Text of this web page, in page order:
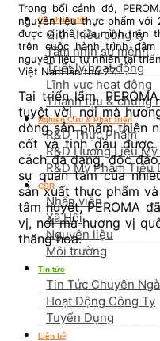
Về chúng tôi
Giới thiệu công ty
Tầm nhìn sứ mệnh
Triết lý hoạt động
Lĩnh vực hoạt động
Thành tựu & chứng
Nghiên Cứu & Phát Triển
R&D Thực Phẩm
R&D Hương Liệu Mỹ
R&D Mỹ Phẩm Tiêu
CSR
Nhân viên
Xã Hội
Nguyên liệu
Môi trường
Tin tức
Tin Tức Chuyên
Hoạt Động Công Ty
Tuyển Dụng
Liên hệ
Trong bối cảnh đó,
nguyên liệu thực phẩm với
được vị thế của mình trên
trên cuộc hành trình
nguyên liệu tự nhiên tại
Việt Nam lần thứ 27.
Tại triển lãm,
tuyệt vời, nơi mà
dòng sản phẩm thiên
cốt và tinh dầu được
cách đa dạng, độc
sự quan tâm của
sản xuất thực phẩm
tâm huyết, PEROMA
vị, nơi mà hương vị
thăng hoa.